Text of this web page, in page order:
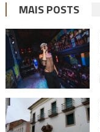
MAIS POSTS